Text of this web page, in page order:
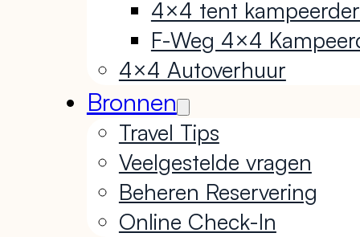
4×4 tent
F-Weg 4×4
4×4 Autoverhuur
Bronnen
Travel Tips
Veelgestelde vragen
Beheren Reservering
Online Check-In